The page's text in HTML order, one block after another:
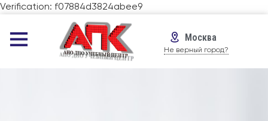
Verification: f07884d3824abee9
Москва
Не верный город?